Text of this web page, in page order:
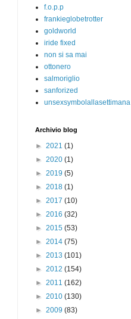
f.o.p.p
frankieglobetrotter
goldworld
iride fixed
non si sa mai
ottonero
salmoriglio
sanforized
unsexsymbolallasettimana
Archivio blog
► 2021 (1)
► 2020 (1)
► 2019 (5)
► 2018 (1)
► 2017 (10)
► 2016 (32)
► 2015 (53)
► 2014 (75)
► 2013 (101)
► 2012 (154)
► 2011 (162)
► 2010 (130)
► 2009 (83)